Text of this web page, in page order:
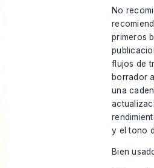
No
primeros
flujos de
borrador
una
y el tono
Bien